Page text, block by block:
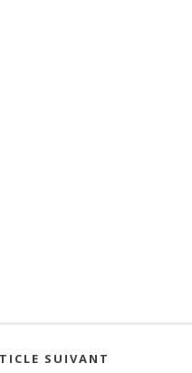
SUIVANT